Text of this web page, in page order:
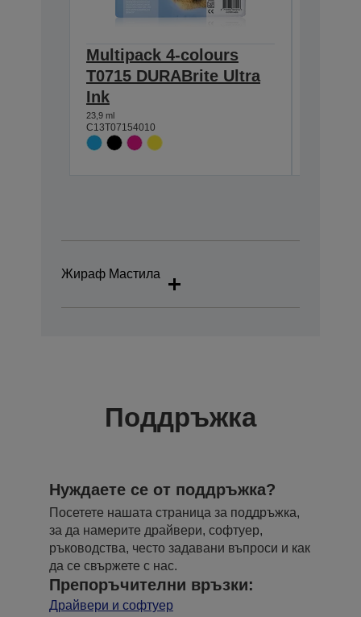
Multipack 4-colours
T0715 DURABrite Ultra
Ink
23,9 ml
C13T07154010
Жираф Мастила
Поддръжка
Нуждаете се от поддръжка?
Посетете нашата страница за поддръжка,
за да намерите драйвери, софтуер,
ръководства, често задавани въпроси и как
да се свържете с нас.
Препоръчителни връзки:
Драйвери и софтуер